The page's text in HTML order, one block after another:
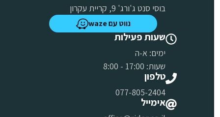
בוסי סנט ג'ורג' 9, קריית עקרון
נווט עם waze
שעות פעילות
ימים: א-ה
שעות: 17:00 - 8:00
טלפון
077-805-2404
אימייל